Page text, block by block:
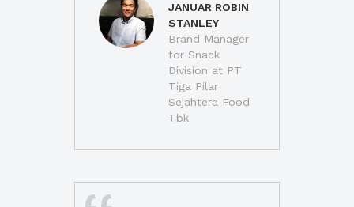
JANUAR ROBIN
STANLEY
Brand Manager
for Snack
Division at PT
Tiga Pilar
Sejahtera Food
Tbk